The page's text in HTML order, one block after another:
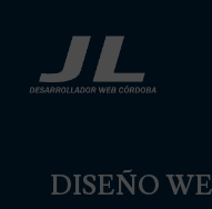
contenido
DISEÑO